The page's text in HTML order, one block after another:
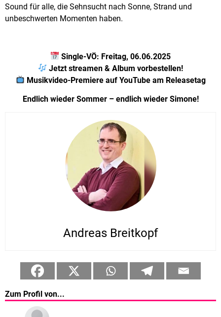
Sound für alle, die Sehnsucht nach Sonne, Strand und
unbeschwerten Momenten haben.
Single-VÖ: Freitag, 06.06.2025
Jetzt streamen & Album vorbestellen!
Musikvideo-Premiere auf YouTube am Releasetag
Endlich wieder Sommer – endlich wieder Simone!
Andreas Breitkopf
Zum Profil von...